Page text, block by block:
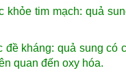
tim mạch: quả
kháng: quả sung
quan đến oxy hóa.